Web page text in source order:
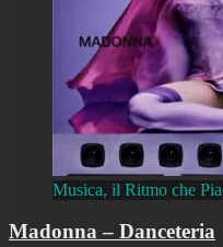
Musica, il Ritmo che
Madonna – Danceteria